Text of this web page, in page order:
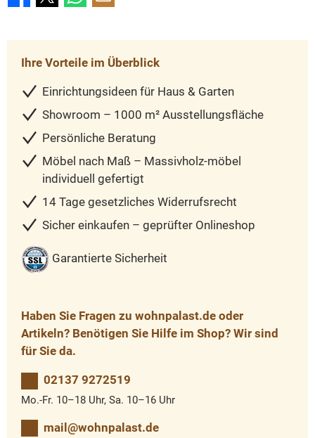
Ihre Vorteile im Überblick
Einrichtungsideen für Haus & Garten
Showroom – 1000 m² Ausstellungsfläche
Persönliche Beratung
Möbel nach Maß – Massivholz-möbel
individuell gefertigt
14 Tage gesetzliches Widerrufsrecht
Sicher einkaufen – geprüfter Onlineshop
Garantierte Sicherheit
Haben Sie Fragen zu wohnpalast.de oder
Artikeln? Benötigen Sie Hilfe im Shop? Wir sind
für Sie da.
02137 9272519
Mo.-Fr. 10–18 Uhr, Sa. 10–16 Uhr
mail@wohnpalast.de